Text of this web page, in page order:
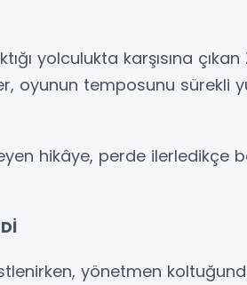
yolculukta karşısına
oyunun temposunu sürekli
hikâye, perde ilerledikçe
yönetmen